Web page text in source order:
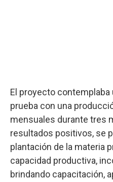
El proyecto contemplaba
prueba con una
mensuales durante tres
resultados positivos, se
plantación de la materia
capacidad productiva,
brindando capacitación,